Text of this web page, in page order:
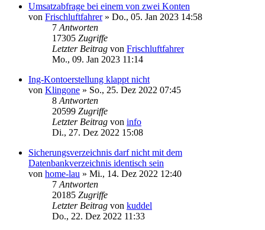
Umsatzabfrage bei einem von zwei Konten
von Frischluftfahrer» Do., 05. Jan 2023 14:58
7 Antworten
17305 Zugriffe
Letzter Beitrag von Frischluftfahrer
Mo., 09. Jan 2023 11:14
Ing-Kontoerstellung klappt nicht
von Klingone » So., 25. Dez 2022 07:45
8 Antworten
20599 Zugriffe
Letzter Beitrag von info
Di., 27. Dez 2022 15:08
Sicherungsverzeichnis darf nicht mit dem
Datenbankverzeichnis identisch sein
von home-lau » Mi., 14. Dez 2022 12:40
7 Antworten
20185 Zugriffe
Letzter Beitrag von kuddel
Do., 22. Dez 2022 11:33